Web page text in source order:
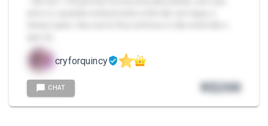
cryforquincy
CHAT R$200